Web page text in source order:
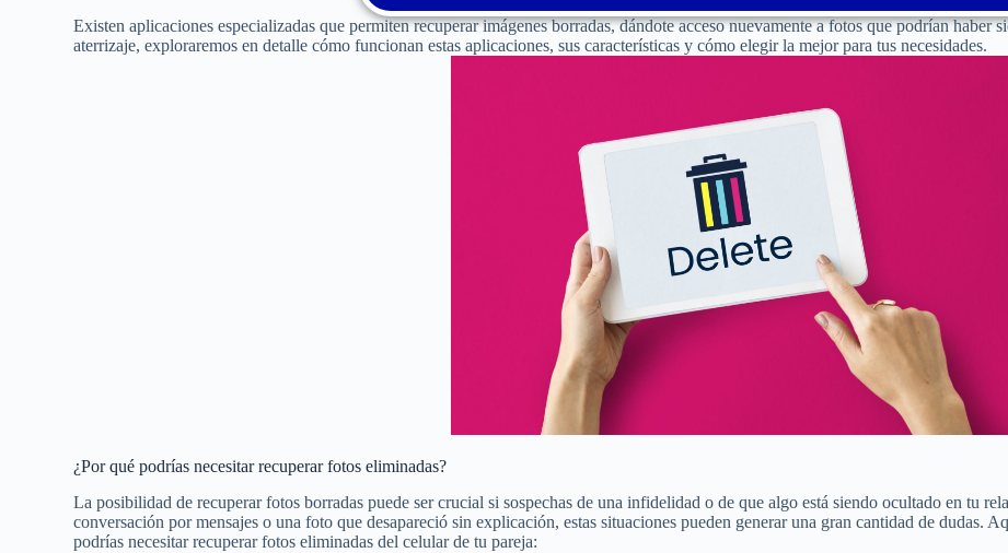
Existen aplicaciones especializadas que permiten recuperar imágenes borradas, dándote acceso nuevamente a fotos que podrían haber
aterrizaje, exploraremos en detalle cómo funcionan estas aplicaciones, sus características y cómo elegir la mejor para tus necesidades.
¿Por qué podrías necesitar recuperar fotos eliminadas?
La posibilidad de recuperar fotos borradas puede ser crucial si sospechas de una infidelidad o de que algo está siendo ocultado en tu
conversación por mensajes o una foto que desapareció sin explicación, estas situaciones pueden generar una gran cantidad de dudas.
podrías necesitar recuperar fotos eliminadas del celular de tu pareja: